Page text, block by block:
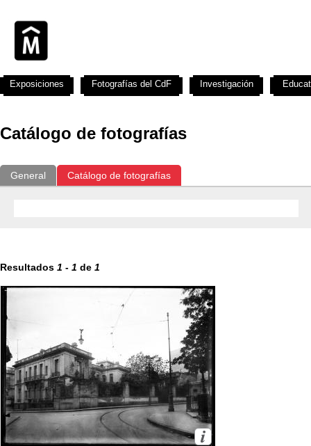
Catálogo de fotografías
General Catálogo de fotografías
Resultados 1 - 1 de 1
Exposiciones Fotografías del CdF Investigación